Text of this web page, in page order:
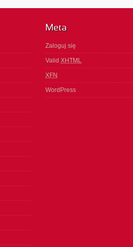
Meta
Zaloguj się
Valid XHTML
XFN
WordPress